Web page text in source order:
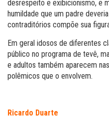
desrespeito e exibicionismo, e
humildade que um padre
contraditórios compõe sua
Em geral idosos de diferentes
público no programa de tevê,
e adultos também aparecem
polêmicos que o envolvem.
Ricardo Duarte